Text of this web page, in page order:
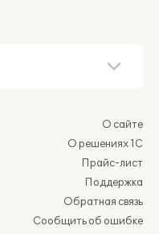
О сайте
О решениях 1С
Прайс-лист
Поддержка
Обратная связь
Сообщить об ошибке